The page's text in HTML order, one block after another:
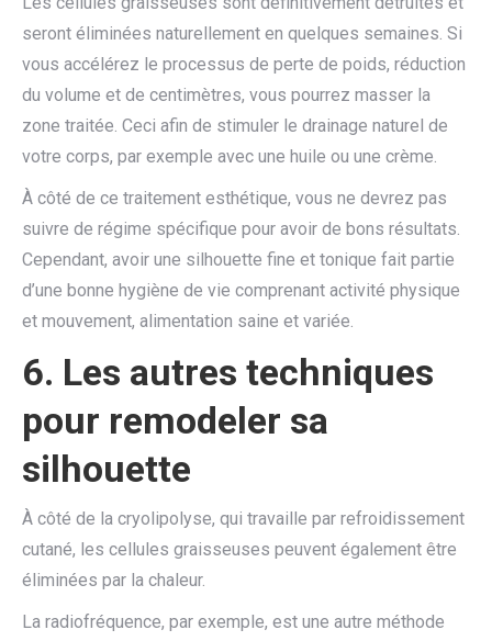
seront éliminées naturellement en quelques semaines. Si
vous accélérez le processus de perte de poids, réduction
du volume et de centimètres, vous pourrez masser la
zone traitée. Ceci afin de stimuler le drainage naturel de
votre corps, par exemple avec une huile ou une crème.
À côté de ce traitement esthétique, vous ne devrez pas
suivre de régime spécifique pour avoir de bons résultats.
Cependant, avoir une silhouette fine et tonique fait partie
d’une bonne hygiène de vie comprenant activité physique
et mouvement, alimentation saine et variée.
6. Les autres techniques
pour remodeler sa
silhouette
À côté de la cryolipolyse, qui travaille par refroidissement
cutané, les cellules graisseuses peuvent également être
éliminées par la chaleur.
La radiofréquence, par exemple, est une autre méthode